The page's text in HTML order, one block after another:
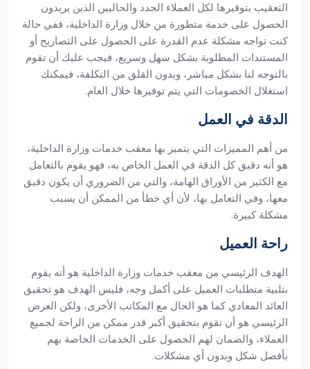
التعقيب بتوفيرها لكل العملاء الجدد والحاليين الذين يريدون
الحصول على خدمة متطورة من خلال وزارة الداخلية، ففي حالة
كنت تواجه مشكلة عدم القدرة على الحصول على التصاريح أو
المستندات المطلوبة بشكل سهل وسريع، فيجب عليك أن تقوم
بالتوجه لنا بشكل مباشر، وبدون القلق من التكلفة، فيمكنك
استغلال الخصومات التي يتم توفيرها خلال العام.
الدقة في العمل
من أهم المميزات التي يتميز بها معقب خدمات وزارة الداخلية،
هو أنه دقيق كل الدقة في العمل الخاص به، فهو يقوم بالتعامل
مع الكثير من الأوراق الهامة، والتي من الضروري أن يكون دقيق
معها، وفي التعامل بها، لأن أي خطأ من الممكن أن يسبب
مشكلة كبيرة.
راحة العميل
الهدف الرئيسي من معقب خدمات وزارة الداخلية هو أنه يقوم
بتلبية متطلبات العميل على أكمل وجه، فليس الهدف هو تحقيق
العائد المعادي كما هو الحال مع المكاتب الأخرى، ولكن الغرض
الرئيسي هو أن تقوم بتحقيق أكبر قدر ممكن من الراحة لجميع
العملاء، والضمان لهم الحصول على الخدمات الخاصة بهم
بأفضل شكل وبدون أي مشكلات.